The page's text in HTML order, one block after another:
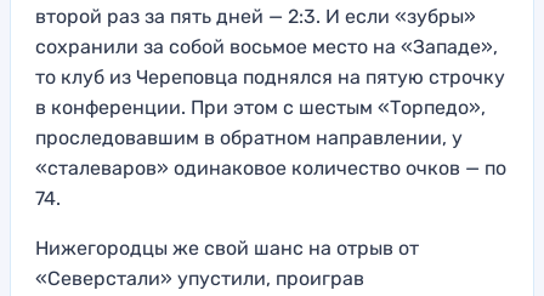
второй раз за пять дней — 2:3. И если «зубры»
сохранили за собой восьмое место на «Западе»,
то клуб из Череповца поднялся на пятую строчку
в конференции. При этом с шестым «Торпедо»,
проследовавшим в обратном направлении, у
«сталеваров» одинаковое количество очков — по
74.
Нижегородцы же свой шанс на отрыв от
«Северстали» упустили, проиграв